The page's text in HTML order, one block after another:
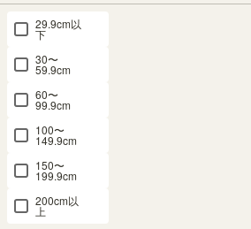
29.9cm以
下
30〜
59.9cm
60〜
99.9cm
100〜
149.9cm
150〜
199.9cm
200cm以
上
送料個別
カラー
ナチュラルブラウン
サイズ
横幅：50cm